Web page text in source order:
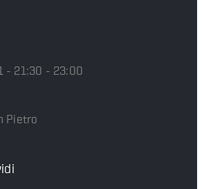
- 21:30 - 23:00
Pietro